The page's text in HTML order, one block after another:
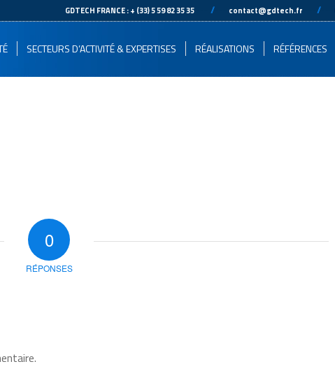
GDTECH FRANCE : + (33) 5 59 82 35 35 // contact@gdtech.fr //
SECTEURS D’ACTIVITÉ & EXPERTISES RÉALISATIONS RÉFÉRENCES
0
RÉPONSES